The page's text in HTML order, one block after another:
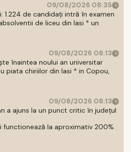
09/08/2026 08:35
1.224 de candidați intră în examen
de liceu din Iasi * un
09/08/2026 08:13
înaintea noului an universitar
piata chiriilor din Iasi * in Copou,
09/08/2026 08:13
a ajuns la un punct critic în județul
functionează la aproximativ 200%